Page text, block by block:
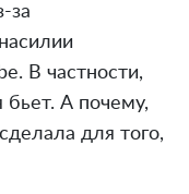
за
В частности,
бьет. А почему,
для того,